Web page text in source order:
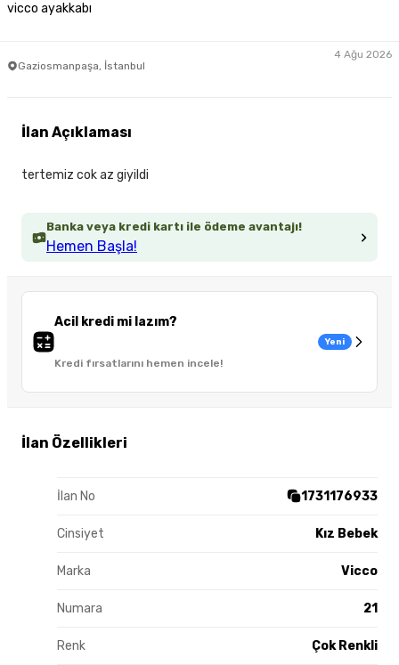
vicco ayakkabı
Gaziosmanpaşa, İstanbul
4 Ağu 2026
Banka veya kredi kartı ile ödeme avantajı!
Hemen Başla!
Acil kredi mi lazım?
Kredi fırsatlarını hemen incele!
Yeni
İlan Özellikleri
İlan No 1731176933
Cinsiyet Kız Bebek
Marka Vicco
Numara 21
Renk Çok Renkli
İlan Açıklaması
tertemiz cok az giyildi